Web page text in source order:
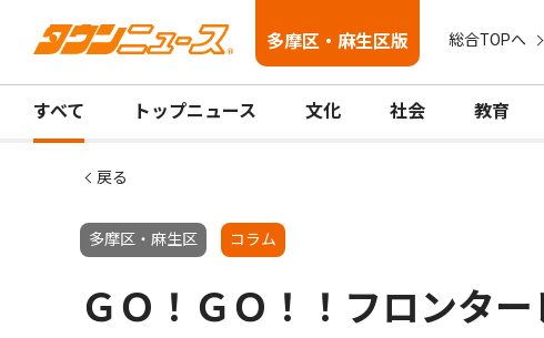
多摩区・麻生区版 総合TOPへ
すべて トップニュース 文化 社会 教育
戻る
多摩区・麻生区 コラム
ＧＯ！ＧＯ！！フロンター